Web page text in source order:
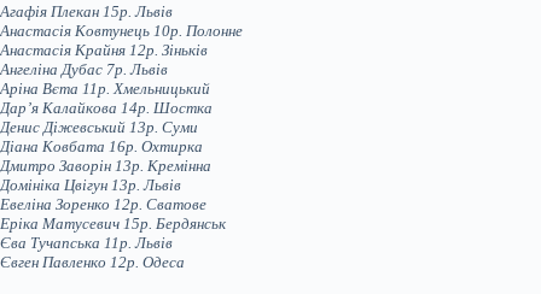
Агафія Плекан 15р. Львів
Анастасія Ковтунець 10р. Полонне
Анастасія Крайня 12р. Зіньків
Ангеліна Дубас 7р. Львів
Аріна Вєта 11р. Хмельницький
Дар’я Калайкова 14р. Шостка
Денис Діжевський 13р. Суми
Діана Ковбата 16р. Охтирка
Дмитро Заворін 13р. Кремінна
Домініка Цвігун 13р. Львів
Евеліна Зоренко 12р. Сватове
Еріка Матусевич 15р. Бердянськ
Єва Тучапська 11р. Львів
Євген Павленко 12р. Одеса